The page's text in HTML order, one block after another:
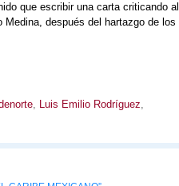
que escribir una carta criticando al
Medina, después del hartazgo de los
, Luis Emilio Rodríguez